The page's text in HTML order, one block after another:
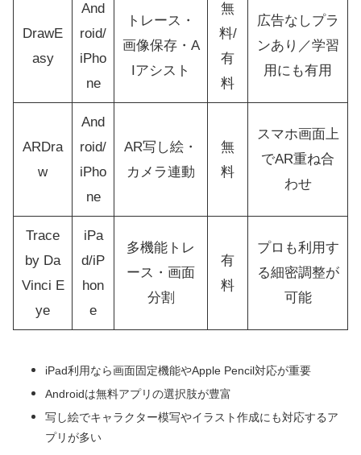
DrawE
asy
And
roid/
iPho
ne
トレース・
画像保存・A
Iアシスト
無
料/
有
料
広告なしプラ
ンあり／学習
用にも有用
ARDra
w
And
roid/
iPho
ne
AR写し絵・
カメラ連動
無
料
スマホ画面上
でAR重ね合
わせ
Trace
by Da
Vinci E
ye
iPa
d/iP
hon
e
多機能トレ
ース・画面
分割
有
料
プロも利用す
る細密調整が
可能
iPad利用なら画面固定機能やApple Pencil対応が重要
Androidは無料アプリの選択肢が豊富
写し絵でキャラクター模写やイラスト作成にも対応するア
プリが多い